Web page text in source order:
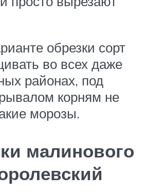
обрезки сорт
во всех даже
районах, под
корням не
морозы.
малинового